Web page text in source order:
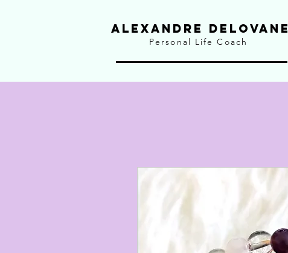
ALEXANDRE DELOVANE
Personal Life Coach